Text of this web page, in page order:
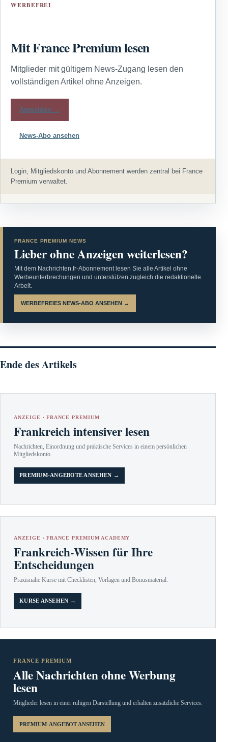
WERBEFREI
Mit France Premium lesen
Mitglieder mit gültigem News-Zugang lesen den
vollständigen Artikel ohne Anzeigen.
Anmelden →
News-Abo ansehen
Login, Mitgliedskonto und Abonnement werden zentral bei France
Premium verwaltet.
FRANCE PREMIUM NEWS
Lieber ohne Anzeigen weiterlesen?
Mit dem Nachrichten.fr-Abonnement lesen Sie alle Artikel ohne
Werbeunterbrechungen und unterstützen zugleich die redaktionelle
Arbeit.
WERBEFREIES NEWS-ABO ANSEHEN →
Ende des Artikels
ANZEIGE · FRANCE PREMIUM
Frankreich intensiver lesen
Nachrichten, Einordnung und praktische Services in einem persönlichen
Mitgliedskonto.
PREMIUM-ANGEBOTE ANSEHEN →
ANZEIGE · FRANCE PREMIUM ACADEMY
Frankreich-Wissen für Ihre
Entscheidungen
Praxisnahe Kurse mit Checklisten, Vorlagen und Bonusmaterial.
KURSE ANSEHEN →
FRANCE PREMIUM
Alle Nachrichten ohne Werbung
lesen
Mitglieder lesen in einer ruhigen Darstellung und erhalten zusätzliche Services.
PREMIUM-ANGEBOT ANSEHEN